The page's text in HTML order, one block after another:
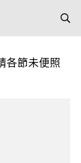
各節未便照